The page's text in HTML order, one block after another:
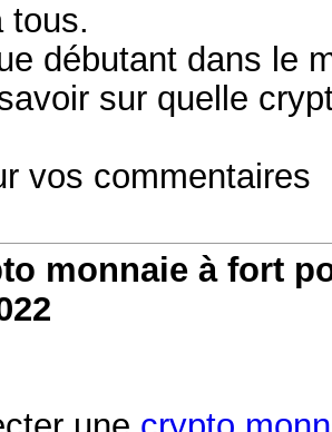
tous.
débutant dans le
sur quelle
vos commentaires
monnaie à fort